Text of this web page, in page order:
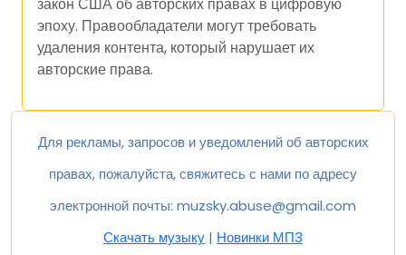
эпоху. Правообладатели могут требовать
удаления контента, который нарушает их
авторские права.
Для рекламы, запросов и уведомлений об авторских
правах, пожалуйста, свяжитесь с нами по адресу
электронной почты: muzsky.abuse@gmail.com
Скачать музыку | Новинки МП3